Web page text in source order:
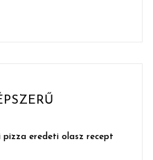
pizza eredeti olasz recept